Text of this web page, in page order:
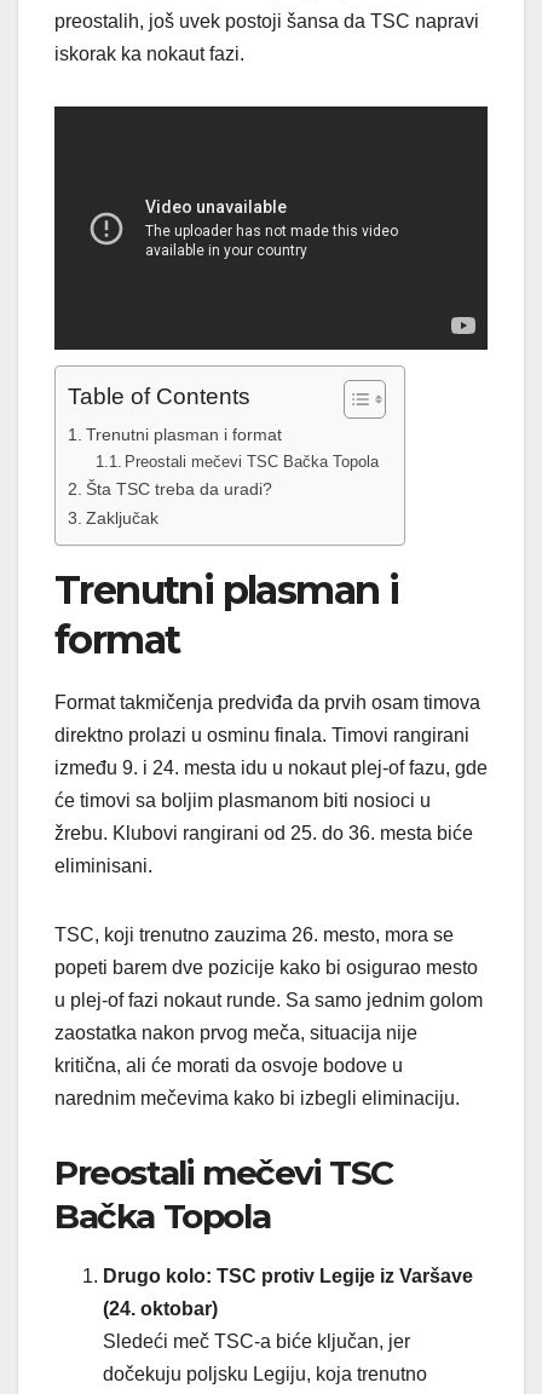
preostalih, još uvek postoji šansa da TSC napravi
iskorak ka nokaut fazi.
Table of Contents
Trenutni plasman i format
Preostali mečevi TSC Bačka Topola
Šta TSC treba da uradi?
Zaključak
Trenutni plasman i
format
Format takmičenja predviđa da prvih osam timova
direktno prolazi u osminu finala. Timovi rangirani
između 9. i 24. mesta idu u nokaut plej-of fazu, gde
će timovi sa boljim plasmanom biti nosioci u
žrebu. Klubovi rangirani od 25. do 36. mesta biće
eliminisani.
TSC, koji trenutno zauzima 26. mesto, mora se
popeti barem dve pozicije kako bi osigurao mesto
u plej-of fazi nokaut runde. Sa samo jednim golom
zaostatka nakon prvog meča, situacija nije
kritična, ali će morati da osvoje bodove u
narednim mečevima kako bi izbegli eliminaciju.
Preostali mečevi TSC
Bačka Topola
Drugo kolo: TSC protiv Legije iz Varšave
(24. oktobar)
Sledeći meč TSC-a biće ključan, jer
dočekuju poljsku Legiju, koja trenutno